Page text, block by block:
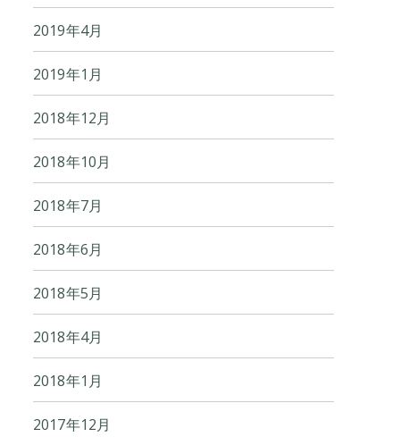
2019年4月
2019年1月
2018年12月
2018年10月
2018年7月
2018年6月
2018年5月
2018年4月
2018年1月
2017年12月